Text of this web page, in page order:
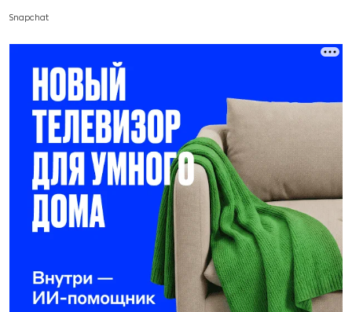
Snapchat